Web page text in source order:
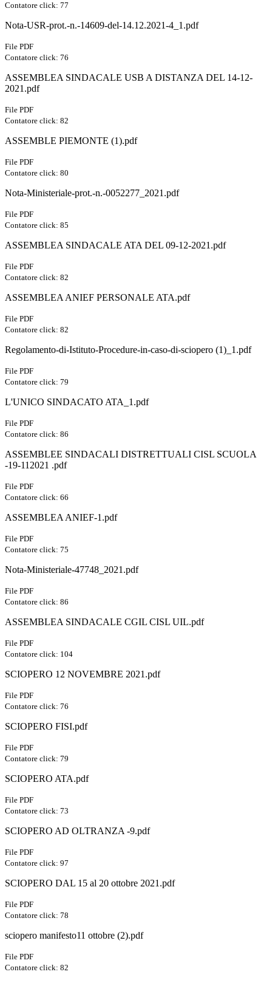
Contatore click: 77
Nota-USR-prot.-n.-14609-del-14.12.2021-4_1.pdf
File PDF
Contatore click: 76
ASSEMBLEA SINDACALE USB A DISTANZA DEL 14-12-
2021.pdf
File PDF
Contatore click: 82
ASSEMBLE PIEMONTE (1).pdf
File PDF
Contatore click: 80
Nota-Ministeriale-prot.-n.-0052277_2021.pdf
File PDF
Contatore click: 85
ASSEMBLEA SINDACALE ATA DEL 09-12-2021.pdf
File PDF
Contatore click: 82
ASSEMBLEA ANIEF PERSONALE ATA.pdf
File PDF
Contatore click: 82
Regolamento-di-Istituto-Procedure-in-caso-di-sciopero (1)_1.pdf
File PDF
Contatore click: 79
L'UNICO SINDACATO ATA_1.pdf
File PDF
Contatore click: 86
ASSEMBLEE SINDACALI DISTRETTUALI CISL SCUOLA
-19-112021 .pdf
File PDF
Contatore click: 66
ASSEMBLEA ANIEF-1.pdf
File PDF
Contatore click: 75
Nota-Ministeriale-47748_2021.pdf
File PDF
Contatore click: 86
ASSEMBLEA SINDACALE CGIL CISL UIL.pdf
File PDF
Contatore click: 104
SCIOPERO 12 NOVEMBRE 2021.pdf
File PDF
Contatore click: 76
SCIOPERO FISI.pdf
File PDF
Contatore click: 79
SCIOPERO ATA.pdf
File PDF
Contatore click: 73
SCIOPERO AD OLTRANZA -9.pdf
File PDF
Contatore click: 97
SCIOPERO DAL 15 al 20 ottobre 2021.pdf
File PDF
Contatore click: 78
sciopero manifesto11 ottobre (2).pdf
File PDF
Contatore click: 82